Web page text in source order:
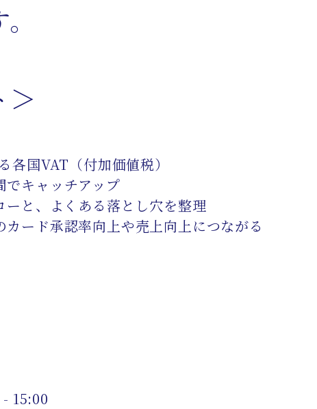
国VAT（付加価値税）
キャッチアップ
と、よくある落とし穴を整理
ード承認率向上や売上向上につながる
15:00